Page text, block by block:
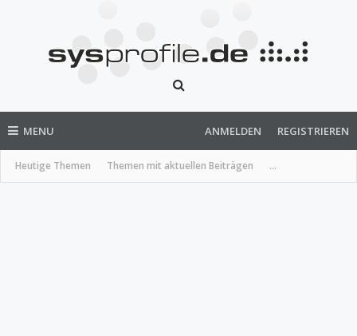
MENU
Heutige Themen Themen mit aktuellen Beiträgen ...
ANMELDEN REGISTRIEREN